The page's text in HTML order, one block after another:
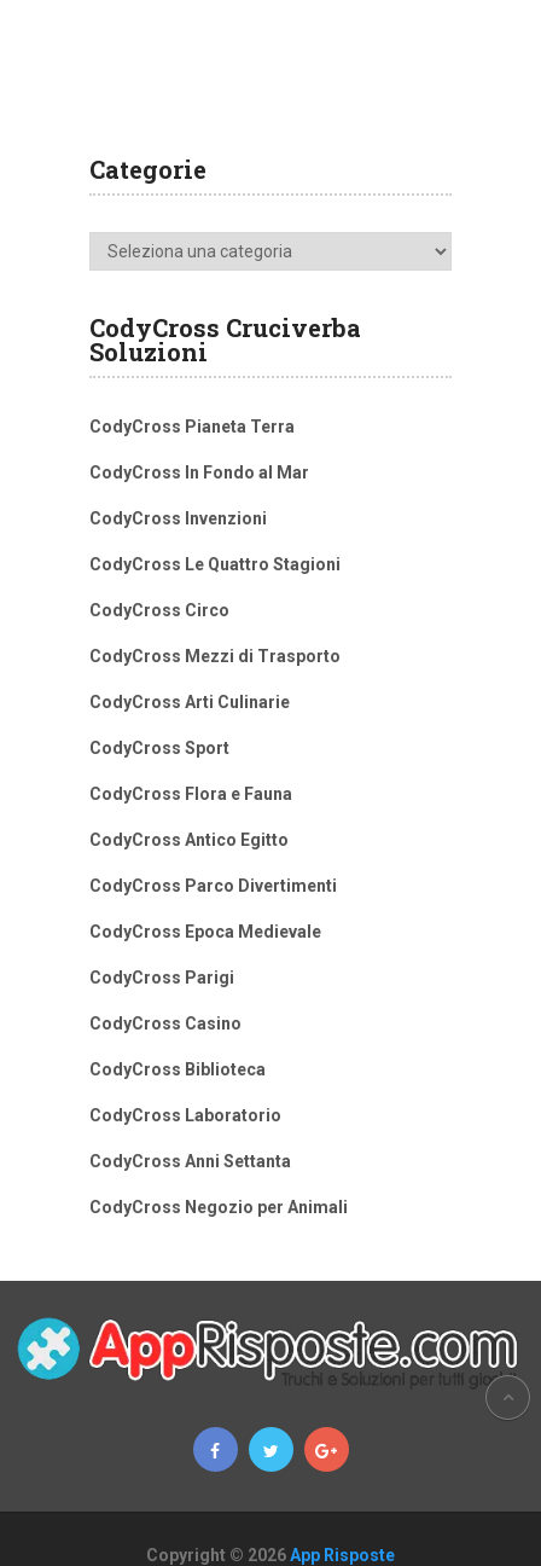
Categorie
Categorie
CodyCross Cruciverba
Soluzioni
CodyCross Pianeta Terra
CodyCross In Fondo al Mar
CodyCross Invenzioni
CodyCross Le Quattro Stagioni
CodyCross Circo
CodyCross Mezzi di Trasporto
CodyCross Arti Culinarie
CodyCross Sport
CodyCross Flora e Fauna
CodyCross Antico Egitto
CodyCross Parco Divertimenti
CodyCross Epoca Medievale
CodyCross Parigi
CodyCross Casino
CodyCross Biblioteca
CodyCross Laboratorio
CodyCross Anni Settanta
CodyCross Negozio per Animali
Copyright © 2026App Risposte